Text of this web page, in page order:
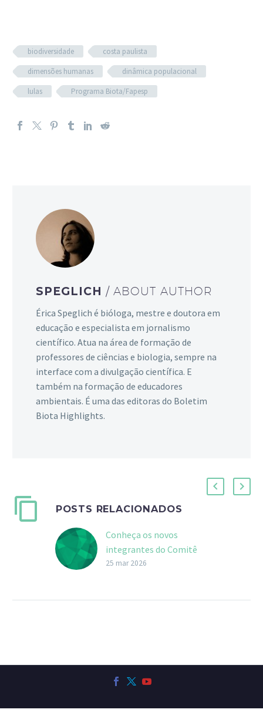
biodiversidade
costa paulista
dimensões humanas
dinâmica populacional
lulas
Programa Biota/Fapesp
SPEGLICH / ABOUT AUTHOR
Érica Speglich é bióloga, mestre e doutora em
educação e especialista em jornalismo
científico. Atua na área de formação de
professores de ciências e biologia, sempre na
interface com a divulgação científica. E
também na formação de educadores
ambientais. É uma das editoras do Boletim
Biota Highlights.
POSTS RELACIONADOS
Conheça os novos
integrantes do Comitê
Científico do Programa
25 mar 2026